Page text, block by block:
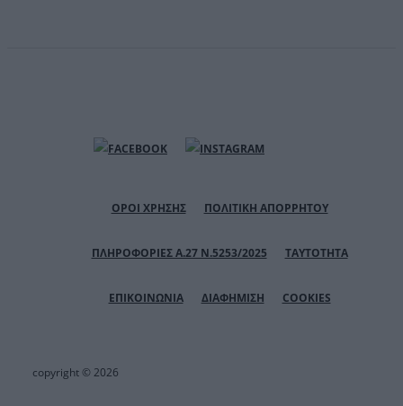
ΟΡΟΙ ΧΡΗΣΗΣ ΠΟΛΙΤΙΚΗ ΑΠΟΡΡΗΤΟΥ
ΠΛΗΡΟΦΟΡΙΕΣ Α.27 Ν.5253/2025 ΤΑΥΤΟΤΗΤΑ
ΕΠΙΚΟΙΝΩΝΙΑ ΔΙΑΦΗΜΙΣΗ COOKIES
copyright © 2026